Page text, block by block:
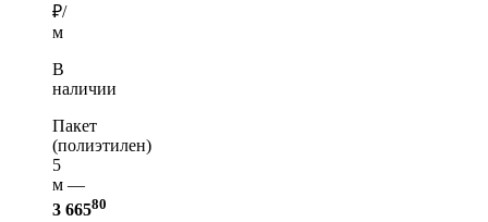
₽/
м
В
наличии
Пакет
(полиэтилен)
5
м —
3 66580